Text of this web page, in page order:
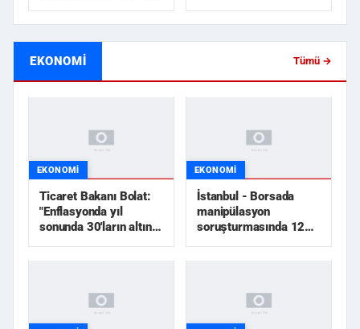
EKONOMI Tümü →
EKONOMI
Ticaret Bakanı Bolat:
"Enflasyonda yıl
sonunda 30'ların altını
EKONOMI
İstanbul - Borsada
manipülasyon
soruşturmasında 12